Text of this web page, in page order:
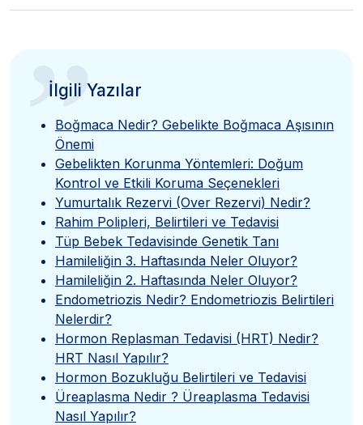
”
İlgili Yazılar
Boğmaca Nedir? Gebelikte Boğmaca Aşısının
Önemi
Gebelikten Korunma Yöntemleri: Doğum
Kontrol ve Etkili Koruma Seçenekleri
Yumurtalık Rezervi (Over Rezervi) Nedir?
Rahim Polipleri, Belirtileri ve Tedavisi
Tüp Bebek Tedavisinde Genetik Tanı
Hamileliğin 3. Haftasında Neler Oluyor?
Hamileliğin 2. Haftasında Neler Oluyor?
Endometriozis Nedir? Endometriozis Belirtileri
Nelerdir?
Hormon Replasman Tedavisi (HRT) Nedir?
HRT Nasıl Yapılır?
Hormon Bozukluğu Belirtileri ve Tedavisi
Üreaplasma Nedir ? Üreaplasma Tedavisi
Nasıl Yapılır?